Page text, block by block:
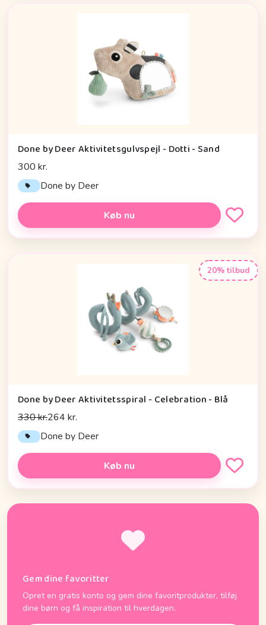
Done by Deer Aktivitetsgulvspejl - Dotti - Sand
300 kr.
Done by Deer
Køb nu
20% tilbud
Done by Deer Aktivitetsspiral - Celebration - Blå
330 kr.264 kr.
Done by Deer
Køb nu
Gem dine favoritter
Opret en gratis konto og gem dine favoritprodukter, tilføj
dine børn og få inspiration til hverdagen.